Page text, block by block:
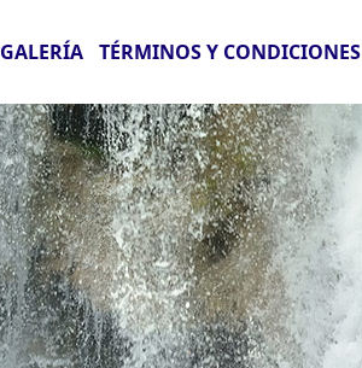
GALERÍA TÉRMINOS Y CONDICIONES